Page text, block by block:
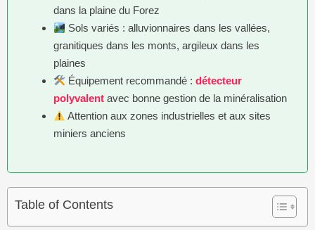
dans la plaine du Forez
Sols variés : alluvionnaires dans les vallées,
granitiques dans les monts, argileux dans les
plaines
Équipement recommandé :détecteur
polyvalent avec bonne gestion de la minéralisation
Attention aux zones industrielles et aux sites
miniers anciens
Table of Contents